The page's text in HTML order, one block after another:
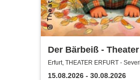
Der Bärbeiß -
Erfurt, THEATER ERFURT -
15.08.2026 - 30.08.2026